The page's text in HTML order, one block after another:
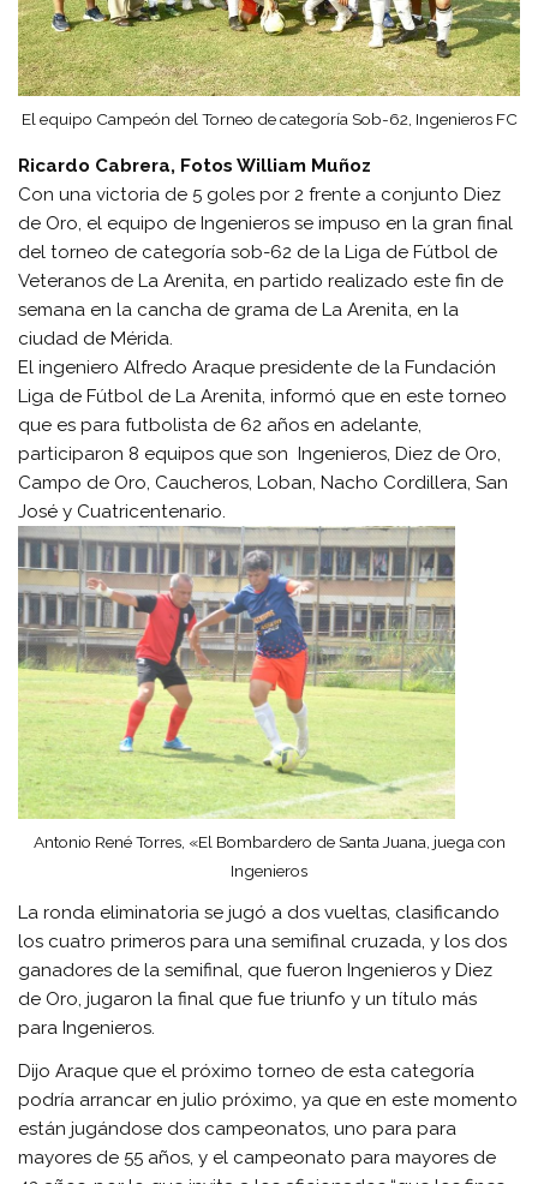
El equipo Campeón del Torneo de categoría Sob-62, Ingenieros FC
Ricardo Cabrera, Fotos William Muñoz
Con una victoria de 5 goles por 2 frente a conjunto Diez
de Oro, el equipo de Ingenieros se impuso en la gran final
del torneo de categoría sob-62 de la Liga de Fútbol de
Veteranos de La Arenita, en partido realizado este fin de
semana en la cancha de grama de La Arenita, en la
ciudad de Mérida.
El ingeniero Alfredo Araque presidente de la Fundación
Liga de Fútbol de La Arenita, informó que en este torneo
que es para futbolista de 62 años en adelante,
participaron 8 equipos que son Ingenieros, Diez de Oro,
Campo de Oro, Caucheros, Loban, Nacho Cordillera, San
José y Cuatricentenario.
Antonio René Torres, «El Bombardero de Santa Juana, juega con
Ingenieros
La ronda eliminatoria se jugó a dos vueltas, clasificando
los cuatro primeros para una semifinal cruzada, y los dos
ganadores de la semifinal, que fueron Ingenieros y Diez
de Oro, jugaron la final que fue triunfo y un título más
para Ingenieros.
Dijo Araque que el próximo torneo de esta categoría
podría arrancar en julio próximo, ya que en este momento
están jugándose dos campeonatos, uno para para
mayores de 55 años, y el campeonato para mayores de